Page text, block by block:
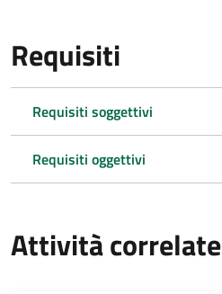
Requisiti
Requisiti soggettivi
Requisiti oggettivi
Attività correlate